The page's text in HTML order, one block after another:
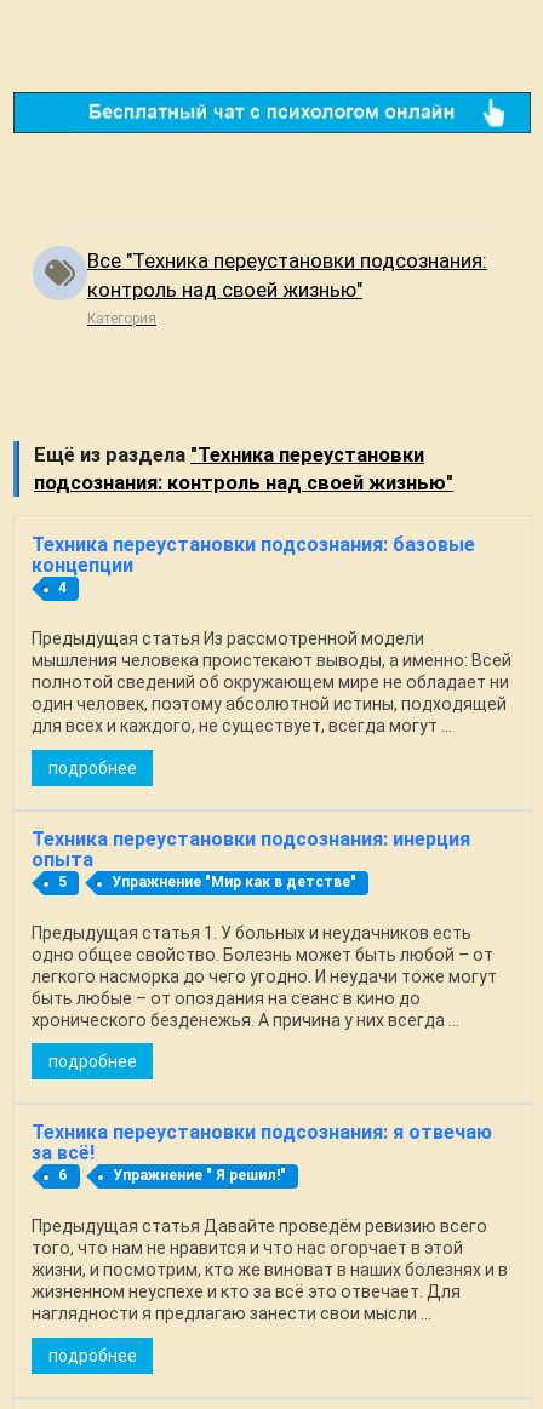
Все "Техника переустановки подсознания:
контроль над своей жизнью"
Категория
Ещё из раздела "Техника переустановки
подсознания: контроль над своей жизнью"
Техника переустановки подсознания: базовые
концепции
4
Предыдущая статья Из рассмотренной модели
мышления человека проистекают выводы, а именно: Всей
полнотой сведений об окружающем мире не обладает ни
один человек, поэтому абсолютной истины, подходящей
для всех и каждого, не существует, всегда могут ...
подробнее
Техника переустановки подсознания: инерция
опыта
5 Упражнение "Мир как в детстве"
Предыдущая статья 1. У больных и неудачников есть
одно общее свойство. Болезнь может быть любой – от
легкого насморка до чего угодно. И неудачи тоже могут
быть любые – от опоздания на сеанс в кино до
хронического безденежья. А причина у них всегда ...
подробнее
Техника переустановки подсознания: я отвечаю
за всё!
6 Упражнение " Я решил!"
Предыдущая статья Давайте проведём ревизию всего
того, что нам не нравится и что нас огорчает в этой
жизни, и посмотрим, кто же виноват в наших болезнях и в
жизненном неуспехе и кто за всё это отвечает. Для
наглядности я предлагаю занести свои мысли ...
подробнее